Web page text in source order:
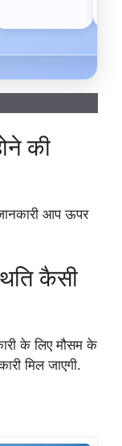
की
आप ऊपर
कैसी
के लिए मौसम के
मिल जाएगी.